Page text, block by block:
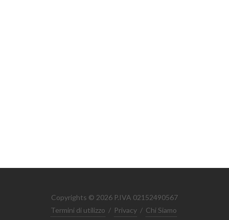
Copyrights © 2026 P.IVA 02152490567
Termini di utilizzo / Privacy / Chi Siamo